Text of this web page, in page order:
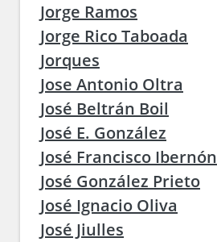
Jorge Ramos
Jorge Rico Taboada
Jorques
Jose Antonio Oltra
José Beltrán Boil
José E. González
José Francisco Ibernón
José González Prieto
José Ignacio Oliva
José Jiulles